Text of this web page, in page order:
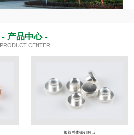
- 产品中心 -
PRODUCT CENTER
银镍整体铆钉触点